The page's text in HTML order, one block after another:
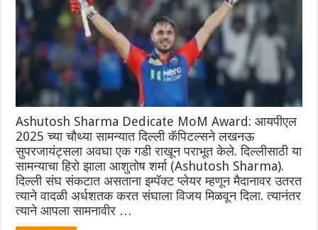
Ashutosh Sharma Dedicate MoM Award: आयपीएल
2025 च्या चौथ्या सामन्यात दिल्ली कॅपिटल्सने लखनऊ
सुपरजायंट्सला अवघा एक गडी राखून पराभूत केले. दिल्लीसाठी या
सामन्याचा हिरो झाला आशुतोष शर्मा (Ashutosh Sharma).
दिल्ली संघ संकटात असताना इम्पॅक्ट प्लेयर म्हणून मैदानावर उतरत
त्याने वादळी अर्धशतक करत संघाला विजय मिळवून दिला. त्यानंतर
त्याने आपला सामनावीर …